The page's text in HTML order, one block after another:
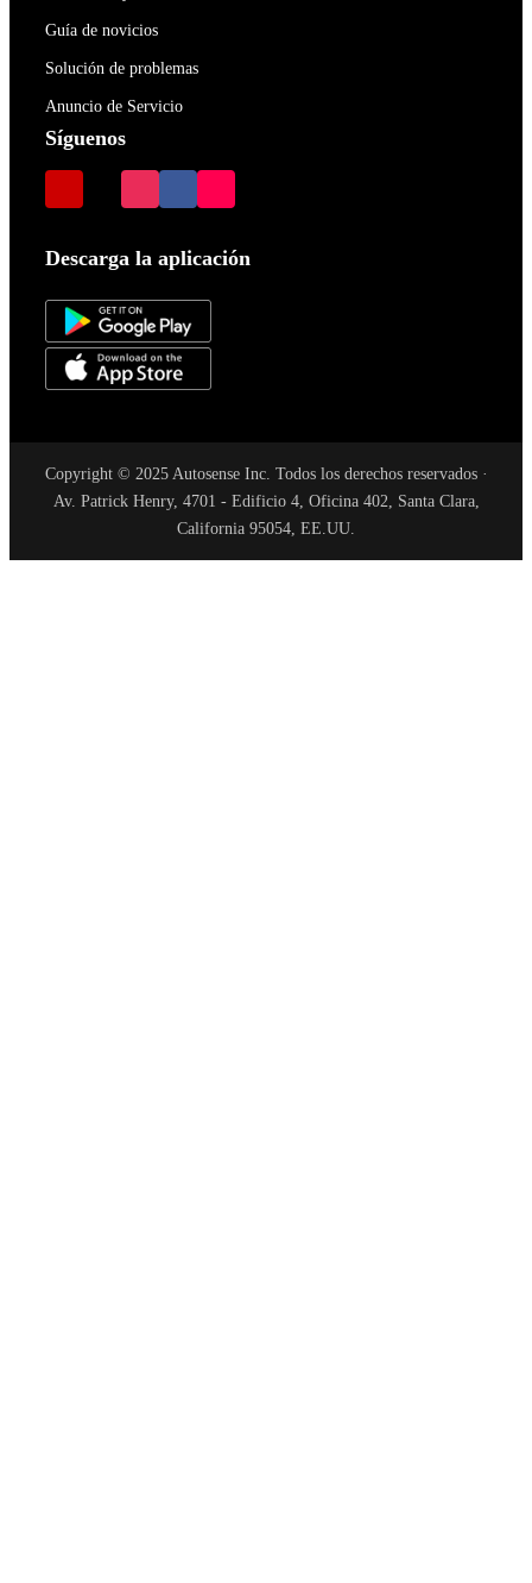
Guía de novicios
Solución de problemas
Anuncio de Servicio
Síguenos
Descarga la aplicación
Copyright © 2025 Autosense Inc. Todos los derechos reservados ·
Av. Patrick Henry, 4701 - Edificio 4, Oficina 402, Santa Clara,
California 95054, EE.UU.